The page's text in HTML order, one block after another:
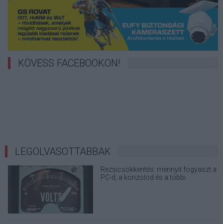
KÖVESS FACEBOOKON!
LEGOLVASOTTABBAK
Rezsicsökkentés: mennyit fogyaszt a
PC-d, a konzolod és a többi